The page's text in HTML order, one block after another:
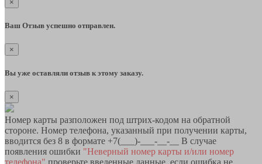
×
Ваш Отзыв успешно отправлен.
×
Вы уже оставляли отзыв к этому заказу.
×
Номер карты разположен под штрих-кодом на обратной
стороне. Номер телефона, указанный при получении карты,
вводится без 8 в формате +7(___)-___-__-__ В случае
появления ошибки "Неверный номер карты и/или номер